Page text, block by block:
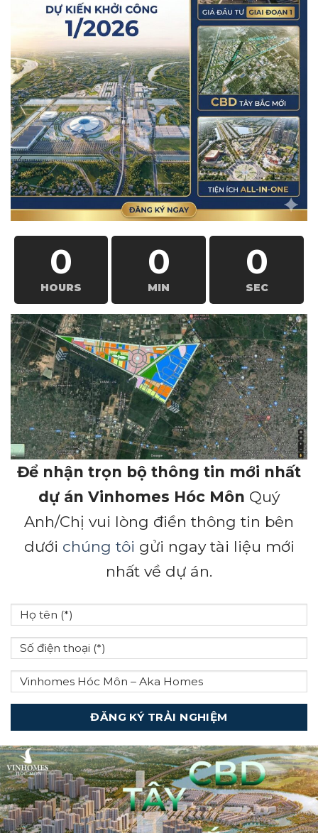
0
HOURS
0
MIN
0
SEC
Để nhận trọn bộ thông tin mới nhất
dự án Vinhomes Hóc Môn Quý
Anh/Chị vui lòng điền thông tin bên
dưới chúng tôi gửi ngay tài liệu mới
nhất về dự án.